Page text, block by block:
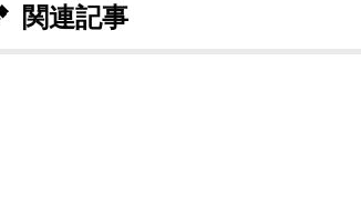
関連記事